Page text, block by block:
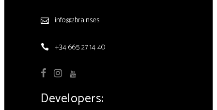
info@2brains.es
+34 665 27 14 40
Developers: